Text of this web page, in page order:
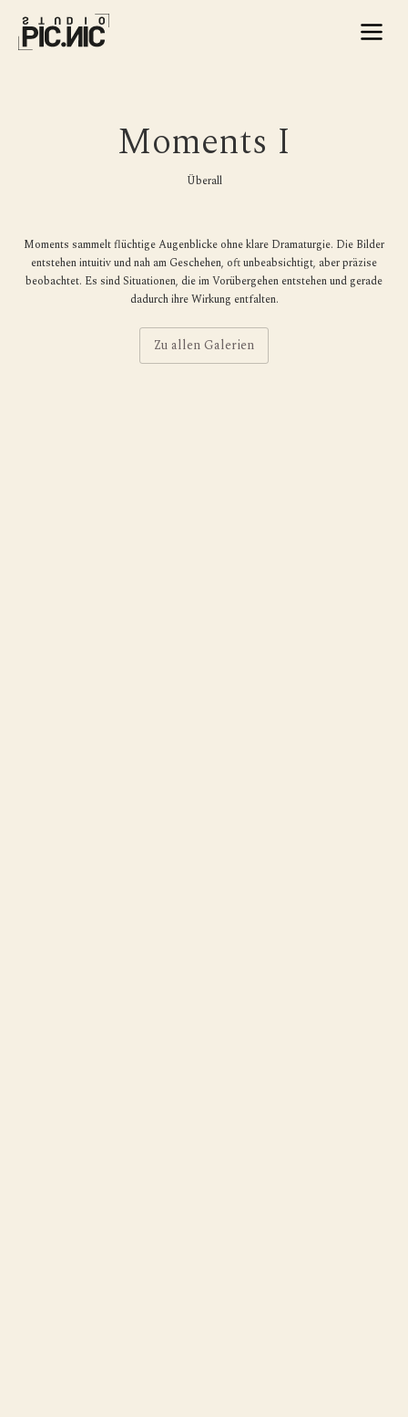
Moments I
Überall
Moments sammelt flüchtige Augenblicke ohne klare Dramaturgie. Die Bilder
entstehen intuitiv und nah am Geschehen, oft unbeabsichtigt, aber präzise
beobachtet. Es sind Situationen, die im Vorübergehen entstehen und gerade
dadurch ihre Wirkung entfalten.
Zu allen Galerien